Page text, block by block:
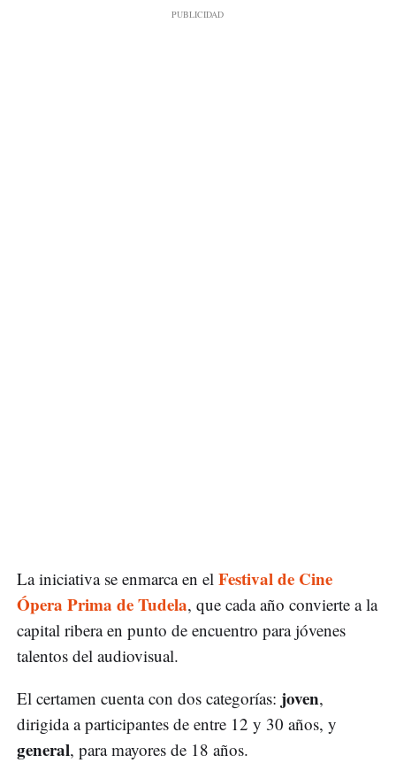
La iniciativa se enmarca en el Festival de Cine
Ópera Prima de Tudela, que cada año convierte a la
capital ribera en punto de encuentro para jóvenes
talentos del audiovisual.
El certamen cuenta con dos categorías: joven,
dirigida a participantes de entre 12 y 30 años, y
general, para mayores de 18 años.